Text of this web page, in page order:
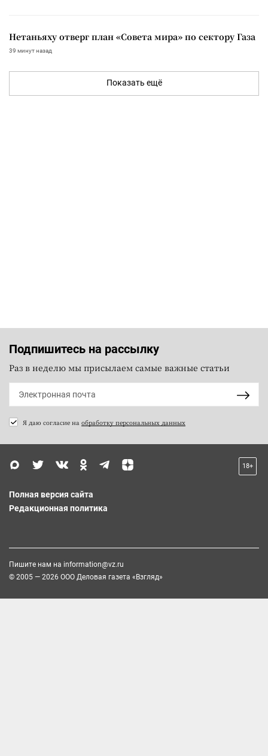
Нетаньяху отверг план «Совета мира» по сектору Газа
39 минут назад
Показать ещё
Подпишитесь на рассылку
Раз в неделю мы присылаем самые важные статьи
Я даю согласие на обработку персональных данных
18+
Полная версия сайта
Редакционная политика
Пишите нам на information@vz.ru
© 2005 — 2026 ООО Деловая газета «Взгляд»